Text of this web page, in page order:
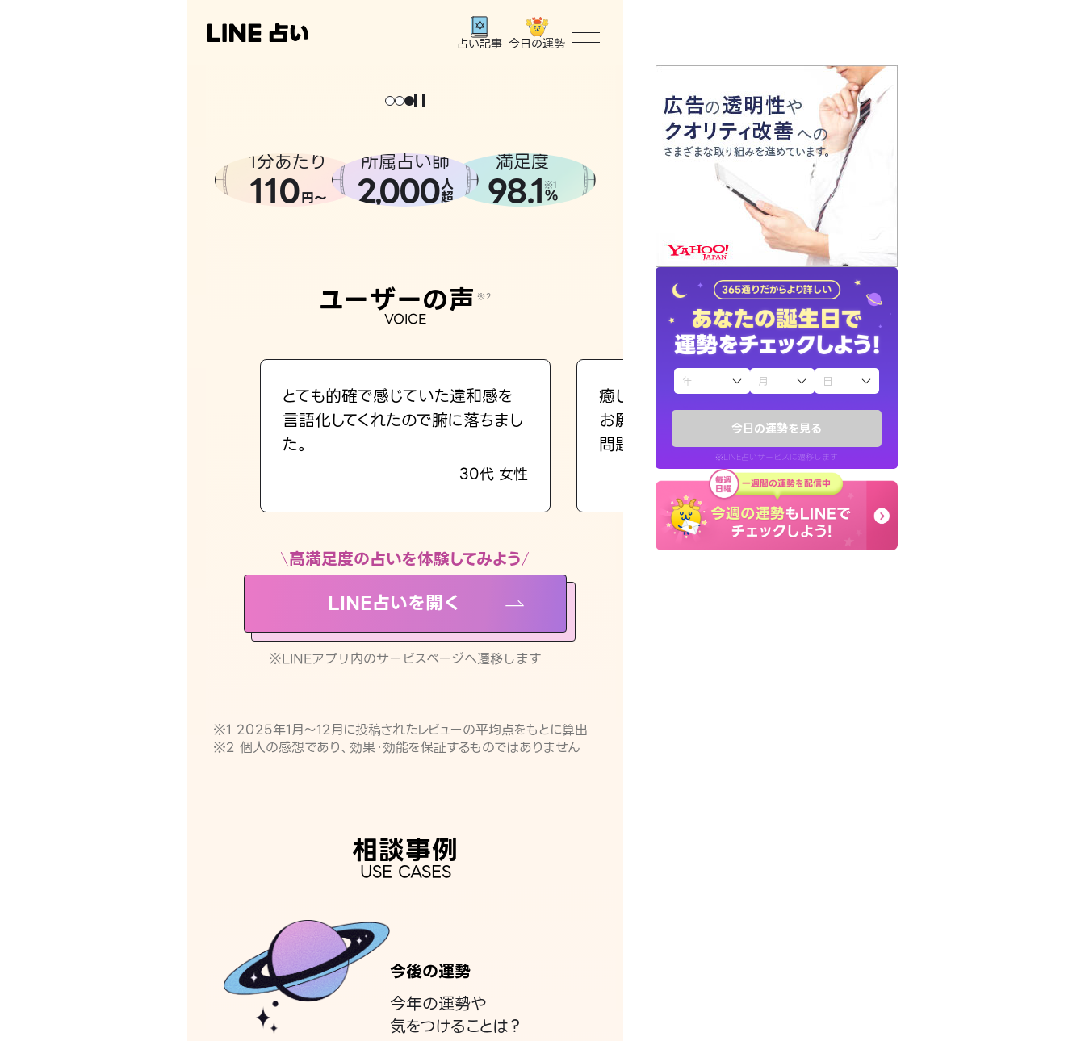
今日の運勢を見る
※LINE占いサービスに遷移します
占い記事 今日の運勢
トップ
ユーザーの声
占いの流れ
おすすめの占い師
よくある質問
えもじの子（占）12星座占い
お知らせ
1分あたり
110円〜
所属占い師
2,000人
超
満足度
98.1 ※1
%
ユーザーの声 ※2
VOICE
とても的確で感じていた違和感を
言語化してくれたので腑に落ちまし
た。
30代 女性
癒し系でおしゃべりしたくて鑑定を
お願いしてます(笑)
問題解決もピカイチ！
50代 女性
高満足度の占いを体験してみよう
LINE占いを開く
※LINEアプリ内のサービスページへ遷移します
※1 2025年1月〜12月に投稿されたレビューの平均点をもとに算出
※2 個人の感想であり、効果・効能を保証するものではありません
相談事例
USE CASES
今後の運勢
今年の運勢や
気をつけることは？